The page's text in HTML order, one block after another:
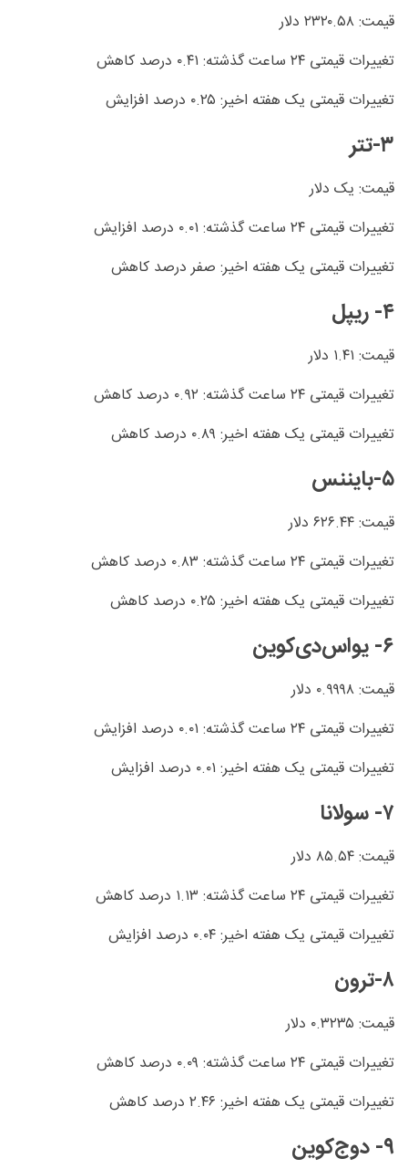
قیمت: ۲۳۲۰.۵۸ دلار
تغییرات قیمتی ۲۴ ساعت گذشته: ۰.۴۱ درصد کاهش
تغییرات قیمتی یک هفته اخیر: ۰.۲۵ درصد افزایش
۳-تتر
قیمت: یک دلار
تغییرات قیمتی ۲۴ ساعت گذشته: ۰.۰۱ درصد افزایش
تغییرات قیمتی یک هفته اخیر: صفر درصد کاهش
۴- ریپل
قیمت: ۱.۴۱ دلار
تغییرات قیمتی ۲۴ ساعت گذشته: ۰.۹۲ درصد کاهش
تغییرات قیمتی یک هفته اخیر: ۰.۸۹ درصد کاهش
۵-بایننس
قیمت: ۶۲۶.۴۴ دلار
تغییرات قیمتی ۲۴ ساعت گذشته: ۰.۸۳ درصد کاهش
تغییرات قیمتی یک هفته اخیر: ۰.۲۵ درصد کاهش
۶- یواس‌دی‌کوین
قیمت: ۰.۹۹۹۸ دلار
تغییرات قیمتی ۲۴ ساعت گذشته: ۰.۰۱ درصد افزایش
تغییرات قیمتی یک هفته اخیر: ۰.۰۱ درصد افزایش
۷- سولانا
قیمت: ۸۵.۵۴ دلار
تغییرات قیمتی ۲۴ ساعت گذشته: ۱.۱۳ درصد کاهش
تغییرات قیمتی یک هفته اخیر: ۰.۰۴ درصد افزایش
۸-ترون
قیمت: ۰.۳۲۳۵ دلار
تغییرات قیمتی ۲۴ ساعت گذشته: ۰.۰۹ درصد کاهش
تغییرات قیمتی یک هفته اخیر: ۲.۴۶ درصد کاهش
۹- دوج‌کوین